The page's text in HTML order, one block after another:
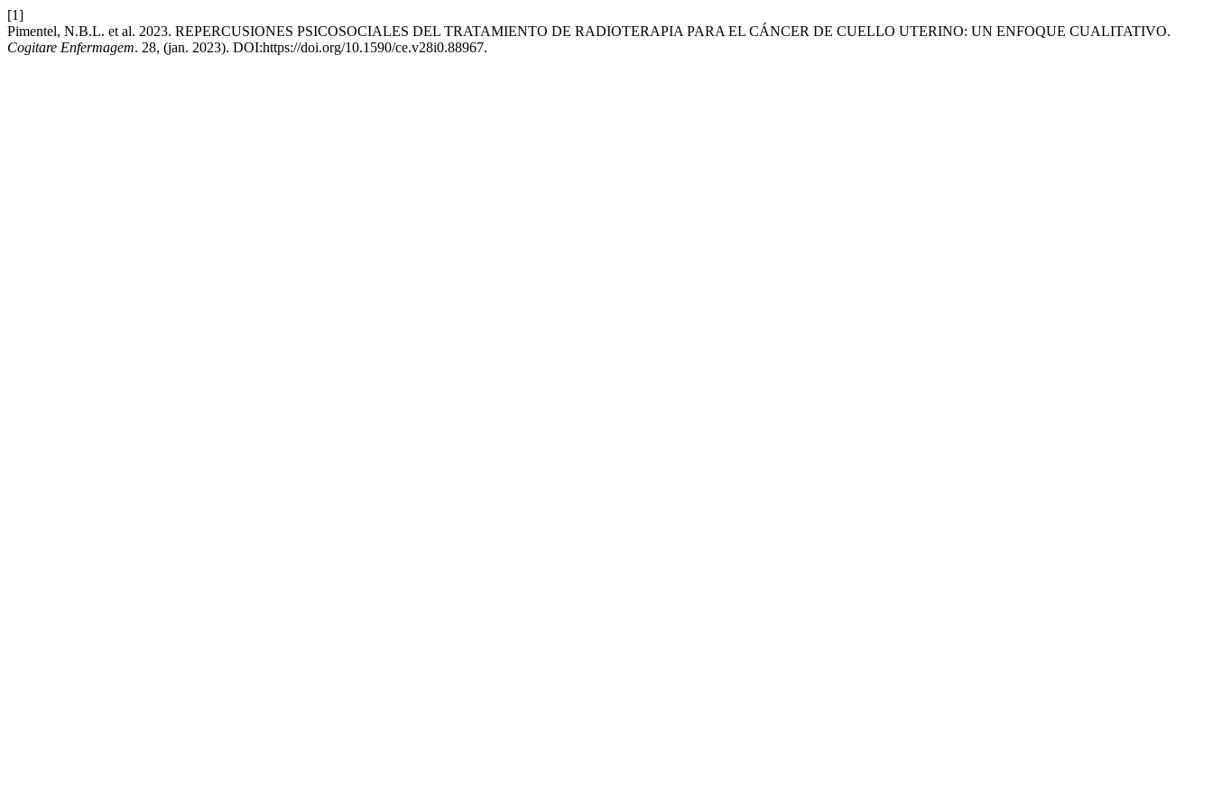
[1]
Pimentel, N.B.L. et al. 2023. REPERCUSIONES PSICOSOCIALES DEL TRATAMIENTO DE RADIOTERAPIA PARA EL CÁNCER DE CUELLO UTERINO: UN ENFOQUE CUALITATIVO.
Cogitare Enfermagem. 28, (jan. 2023). DOI:https://doi.org/10.1590/ce.v28i0.88967.